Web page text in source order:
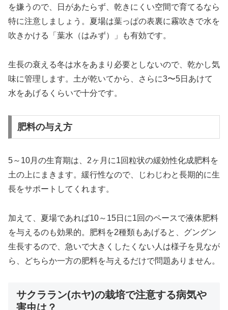
を嫌うので、日があたらず、乾きにくい空間で育てるなら
特に注意しましょう。夏場は葉っぱの表裏に霧吹きで水を
吹きかける「葉水（はみず）」も有効です。
生長の衰える冬は水をあまり必要としないので、乾かし気
味に管理します。土が乾いてから、さらに3〜5日あけて
水をあげるくらいで十分です。
肥料の与え方
5～10月の生育期は、2ヶ月に1回粒状の緩効性化成肥料を
土の上にまきます。緩行性なので、じわじわと長期的に生
長をサポートしてくれます。
加えて、夏場であれば10～15日に1回のペースで液体肥料
を与えるのも効果的。肥料を2種類もあげると、グングン
生長するので、急いで大きくしたくない人は様子を見なが
ら、どちらか一方の肥料を与えるだけで問題ありません。
サクララン(ホヤ)の栽培で注意する病気や
害虫は？